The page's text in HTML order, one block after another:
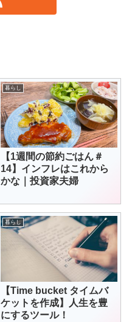
暮らし
【1週間の節約ごはん＃
14】インフレはこれから
かな｜投資家夫婦
暮らし
【Time bucket タイムバ
ケットを作成】人生を豊
にするツール！